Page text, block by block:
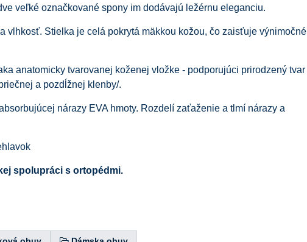
veľké označkované spony im dodávajú ležérnu eleganciu.
vlhkosť. Stielka je celá pokrytá mäkkou kožou, čo zaisťuje výnimočné
anatomicky tvarovanej koženej vložke - podporujúci prirodzený tvar
a pozdĺžnej klenby/.
nárazy EVA hmoty. Rozdelí zaťaženie a tlmí nárazy a
spolupráci s ortopédmi.